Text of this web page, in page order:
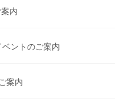
内
ントのご案内
案内